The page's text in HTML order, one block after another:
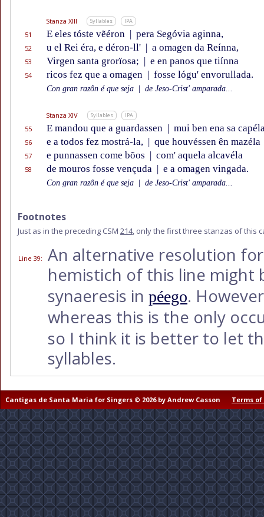
Stanza XIII Syllables IPA
51 E eles tóste vẽéron | pera Segóvia aginna,
52 u el Rei éra, e déron-ll' | a omagen da Reínna,
53 Virgen santa grorïosa; | e en panos que tiínna
54 ricos fez que a omagen | fosse lógu' envorullada.
Con gran razôn é que seja de Jeso-Crist' amparada...
Stanza XIV Syllables IPA
55 E mandou que a guardassen | mui ben ena sa
56 e a todos fez mostrá-la, | que houvéssen ên mazéla
57 e punnassen come bõos | com' aquela alcavéla
58 de mouros fosse vençuda | e a omagen vingada.
Con gran razôn é que seja de Jeso-Crist' amparada...
Footnotes
Just as in the preceding CSM 214, only the first three stanzas of this
Line 39:
An alternative resolution
hemistich of this line
synaeresis in péego.
whereas this is the only
so I think it is better to let
syllables.
Cantigas de Santa Maria for Singers © 2026 by Andrew Casson Terms of